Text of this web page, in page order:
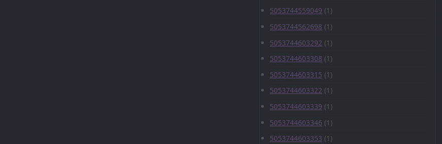
5053744559049 (1)
5053744562698 (1)
5053744603292 (1)
5053744603308 (1)
5053744603315 (1)
5053744603322 (1)
5053744603339 (1)
5053744603346 (1)
5053744603353 (1)